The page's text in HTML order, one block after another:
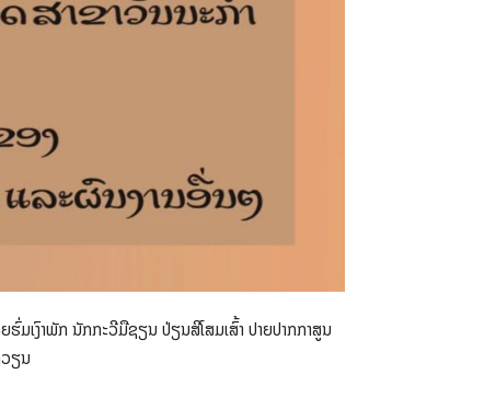
ມເງົາພັກ ນັກກະວີມືຊຽນ ປ່ຽນສີໂສມເສົ້າ ປາຍປາກກາສູນ
ຽນ